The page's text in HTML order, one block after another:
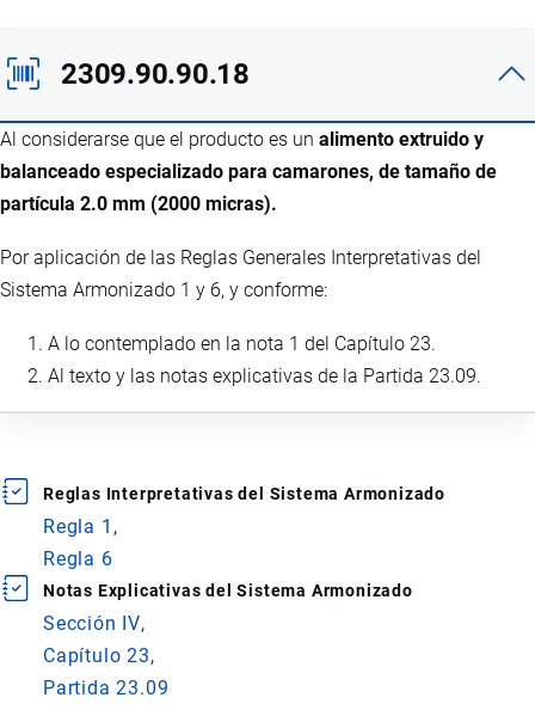
2309.90.90.18
Al considerarse que el producto es un alimento extruido y
balanceado especializado para camarones, de tamaño de
partícula 2.0 mm (2000 micras).
Por aplicación de las Reglas Generales Interpretativas del
Sistema Armonizado 1 y 6, y conforme:
A lo contemplado en la nota 1 del Capítulo 23.
Al texto y las notas explicativas de la Partida 23.09.
Reglas Interpretativas del Sistema Armonizado
Regla 1
Regla 6
Notas Explicativas del Sistema Armonizado
Sección IV
Capítulo 23
Partida 23.09